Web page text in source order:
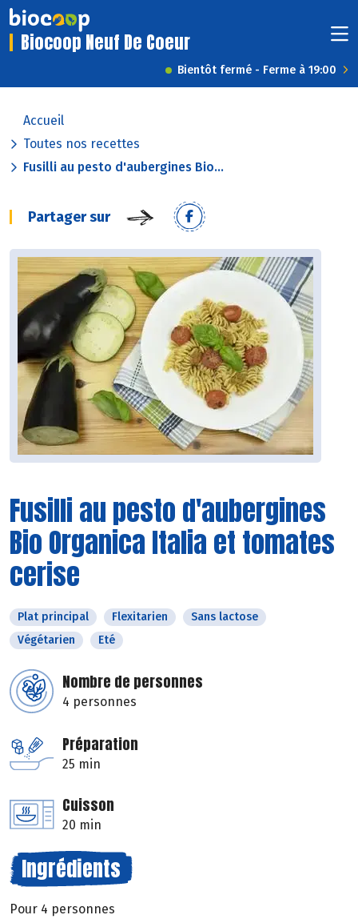
Biocoop Neuf De Coeur
Bientôt fermé - Ferme à 19:00
Accueil
Toutes nos recettes
Fusilli au pesto d'aubergines Bio...
Partager sur
Fusilli au pesto d'aubergines
Bio Organica Italia et tomates
cerise
Plat principal Flexitarien
Sans lactose
Végétarien
Eté
Nombre de personnes
4 personnes
Préparation
25 min
Cuisson
20 min
Ingrédients
Pour 4 personnes